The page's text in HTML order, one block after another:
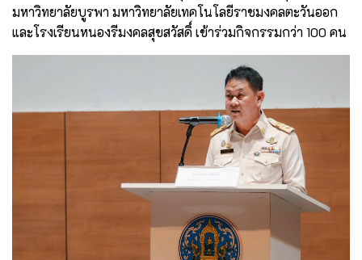
มหาวิทยาลัยบูรพา มหาวิทยาลัยเทคโนโลยีราชมงคลตะวันออก
และโรงเรียนหนองรีมงคลสุขสวัสดิ์ เข้าร่วมกิจกรรมกว่า 100 คน